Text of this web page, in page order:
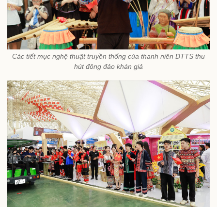
Các tiết mục nghệ thuật truyền thống của thanh niên DTTS thu
hút đông đảo khán giả